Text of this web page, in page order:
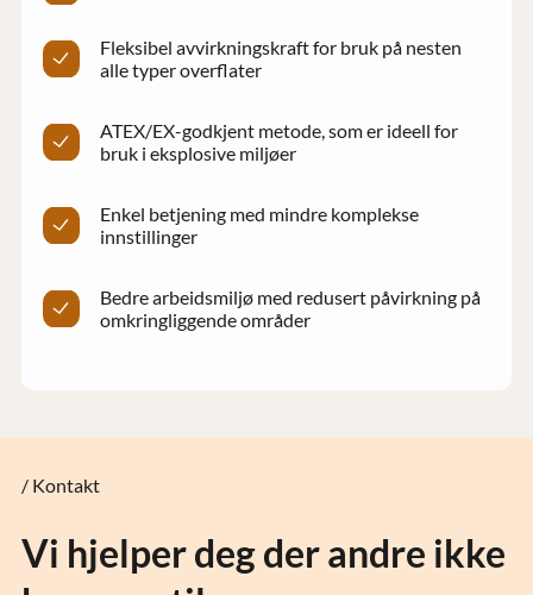
Fleksibel avvirkningskraft for bruk på nesten
alle typer overflater
ATEX/EX-godkjent metode, som er ideell for
bruk i eksplosive miljøer
Enkel betjening med mindre komplekse
innstillinger
Bedre arbeidsmiljø med redusert påvirkning på
omkringliggende områder
/ Kontakt
Vi hjelper deg der andre ikke